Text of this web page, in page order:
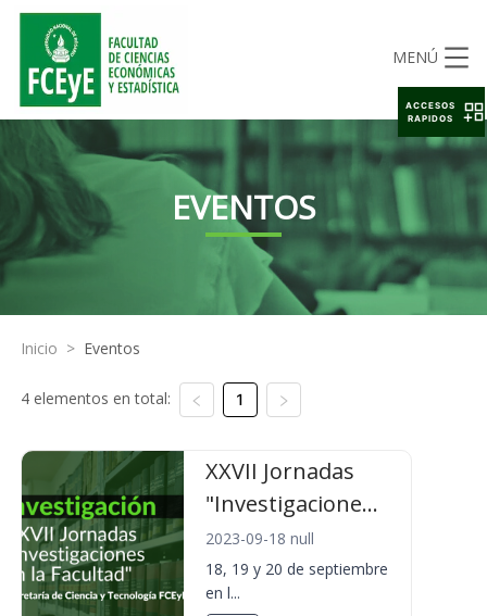
MENÚ
EVENTOS
Inicio > Eventos
4 elementos en total: 1
XXVII Jornadas
"Investigacione...
2023-09-18 null
18, 19 y 20 de septiembre
en l...
ACCESOS
RAPIDOS